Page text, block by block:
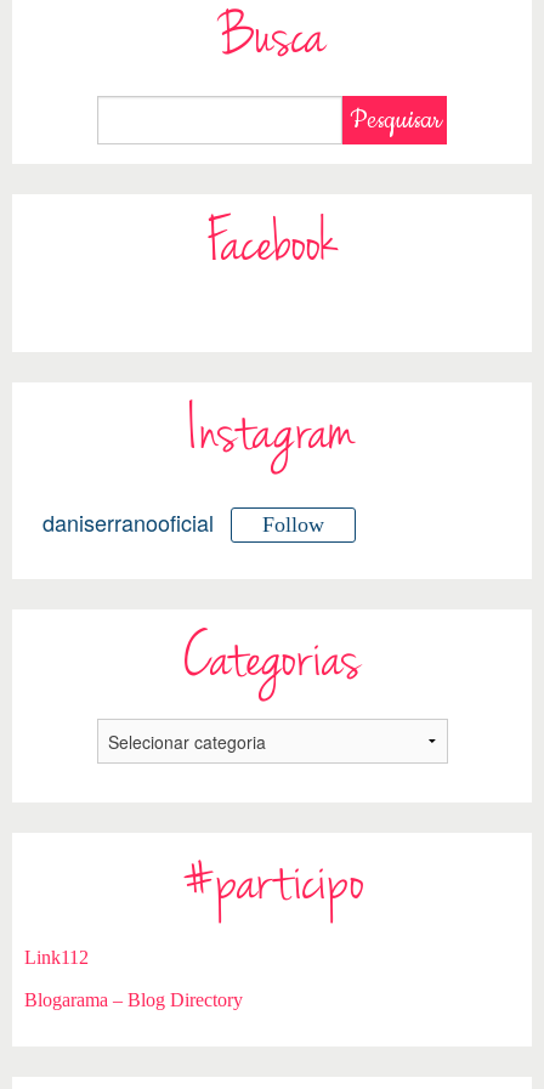
Busca
Facebook
Instagram
daniserranooficial Follow
Categorias
#participo
Link112
Blogarama – Blog Directory